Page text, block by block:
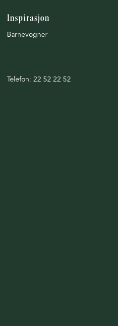
Inspirasjon
Barnevogner
Telefon: 22 52 22 52